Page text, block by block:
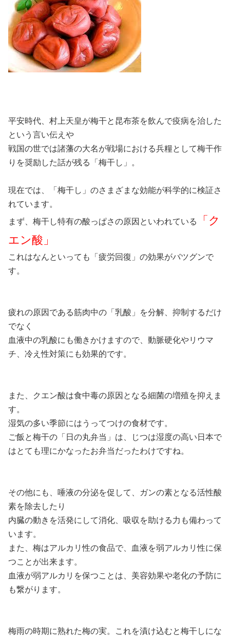
平安時代、村上天皇が梅干と昆布茶を飲んで疫病を治した
という言い伝えや
戦国の世では諸藩の大名が戦場における兵糧として梅干作
りを奨励した話が残る「梅干し」。
現在では、「梅干し」のさまざまな効能が科学的に検証さ
れています。
まず、梅干し特有の酸っぱさの原因といわれている
「ク
エン酸」
これはなんといっても「疲労回復」の効果がバツグンで
す。
疲れの原因である筋肉中の「乳酸」を分解、抑制するだけ
でなく
血液中の乳酸にも働きかけますので、動脈硬化やリウマ
チ、冷え性対策にも効果的です。
また、クエン酸は食中毒の原因となる細菌の増殖を抑えま
す。
湿気の多い季節にはうってつけの食材です。
ご飯と梅干の「日の丸弁当」は、じつは湿度の高い日本で
はとても理にかなったお弁当だったわけですね。
その他にも、唾液の分泌を促して、ガンの素となる活性酸
素を除去したり
内臓の動きを活発にして消化、吸収を助ける力も備わって
います。
また、梅はアルカリ性の食品で、血液を弱アルカリ性に保
つことが出来ます。
血液が弱アルカリを保つことは、美容効果や老化の予防に
も繋がります。
梅雨の時期に熟れた梅の実。これを漬け込むと梅干しにな